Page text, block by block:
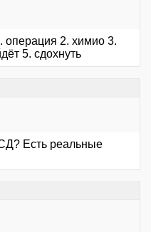
операция 2. химио 3.
5. сдохнуть
Есть реальные